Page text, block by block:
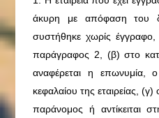
άκυρη με απόφαση του
συστήθηκε χωρίς
παράγραφος 2, (β) στο
αναφέρεται η
κεφαλαίου της εταιρείας, (γ)
παράνομος ή αντίκειται